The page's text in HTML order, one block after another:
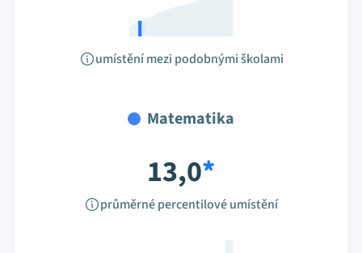
umístění mezi podobnými školami
Matematika
13,0*
průměrné percentilové umístění